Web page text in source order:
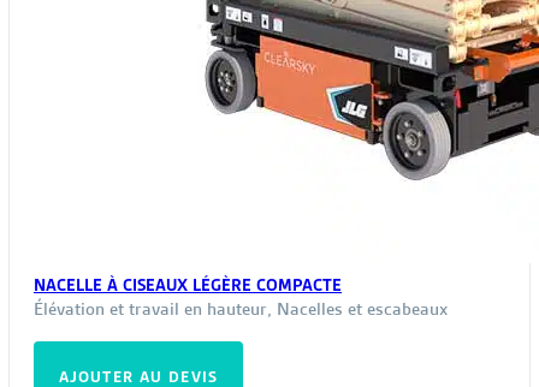
NACELLE À CISEAUX LÉGÈRE COMPACTE
Élévation et travail en hauteur, Nacelles et escabeaux
AJOUTER AU DEVIS